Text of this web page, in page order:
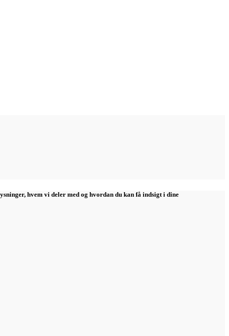
hvem vi deler med og hvordan du kan få indsigt i dine